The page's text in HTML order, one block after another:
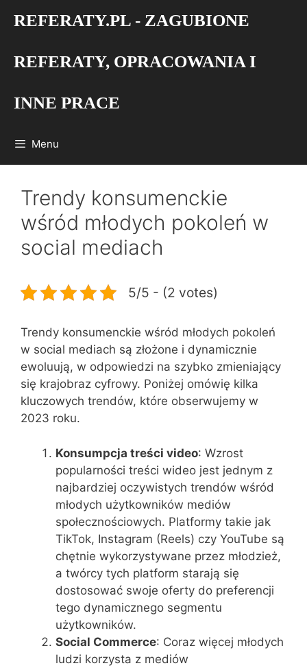
REFERATY.PL - ZAGUBIONE
REFERATY, OPRACOWANIA I
INNE PRACE
Menu
Trendy konsumenckie
wśród młodych pokoleń w
social mediach
5/5 - (2 votes)
Trendy konsumenckie wśród młodych pokoleń
w social mediach są złożone i dynamicznie
ewoluują, w odpowiedzi na szybko zmieniający
się krajobraz cyfrowy. Poniżej omówię kilka
kluczowych trendów, które obserwujemy w
2023 roku.
Konsumpcja treści video: Wzrost
popularności treści wideo jest jednym z
najbardziej oczywistych trendów wśród
młodych użytkowników mediów
społecznościowych. Platformy takie jak
TikTok, Instagram (Reels) czy YouTube są
chętnie wykorzystywane przez młodzież,
a twórcy tych platform starają się
dostosować swoje oferty do preferencji
tego dynamicznego segmentu
użytkowników.
Social Commerce: Coraz więcej młodych
ludzi korzysta z mediów